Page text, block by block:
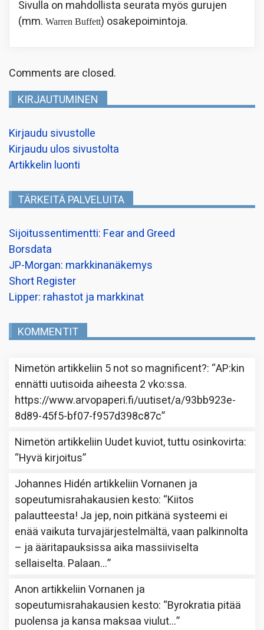
Sivulla on mahdollista seurata myös gurujen
(mm. Warren Buffett) osakepoimintoja.
Comments are closed.
KIRJAUTUMINEN
Kirjaudu sivustolle
Kirjaudu ulos sivustolta
Artikkelin luonti
TÄRKEITÄ PALVELUITA
Sijoitussentimentti: Fear and Greed
Borsdata
JP-Morgan: markkinanäkemys
Short Register
Lipper: rahastot ja markkinat
KOMMENTIT
Nimetön artikkeliin 5 not so magnificent?: “AP:kin
ennätti uutisoida aiheesta 2 vko:ssa.
https://www.arvopaperi.fi/uutiset/a/93bb923e-
8d89-45f5-bf07-f957d398c87c”
Nimetön artikkeliin Uudet kuviot, tuttu osinkovirta:
“Hyvä kirjoitus”
Johannes Hidén artikkeliinVornanen ja
sopeutumisrahakausien kesto: “Kiitos
palautteesta! Ja jep, noin pitkänä systeemi ei
enää vaikuta turvajärjestelmältä, vaan palkinnolta
– ja ääritapauksissa aika massiiviselta
sellaiselta. Palaan…”
Anon artikkeliinVornanen ja
sopeutumisrahakausien kesto: “Byrokratia pitää
puolensa ja kansa maksaa viulut…”